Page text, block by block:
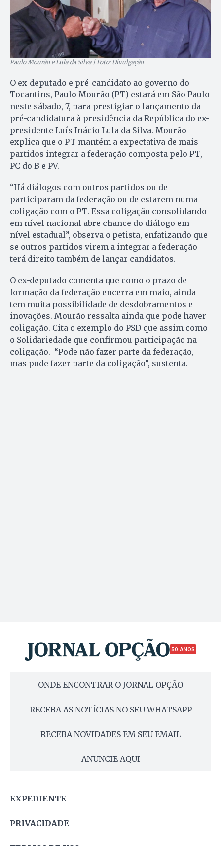
Paulo Mourão e Lula da Silva | Foto: Divulgação
O ex-deputado e pré-candidato ao governo do
Tocantins, Paulo Mourão (PT) estará em São Paulo
neste sábado, 7, para prestigiar o lançamento da
pré-candidatura à presidência da República do ex-
presidente Luís Inácio Lula da Silva. Mourão
explica que o PT mantém a expectativa de mais
partidos integrar a federação composta pelo PT,
PC do B e PV.
“Há diálogos com outros partidos ou de
participaram da federação ou de estarem numa
coligação com o PT. Essa coligação consolidando
em nível nacional abre chance do diálogo em
nível estadual”, observa o petista, enfatizando que
se outros partidos virem a integrar a federação
terá direito também de lançar candidatos.
O ex-deputado comenta que como o prazo de
formação da federação encerra em maio, ainda
tem muita possibilidade de desdobramentos e
inovações. Mourão ressalta ainda que pode haver
coligação. Cita o exemplo do PSD que assim como
o Solidariedade que confirmou participação na
coligação. “Pode não fazer parte da federação,
mas pode fazer parte da coligação”, sustenta.
50 ANOS
ONDE ENCONTRAR O JORNAL OPÇÃO
RECEBA AS NOTÍCIAS NO SEU WHATSAPP
RECEBA NOVIDADES EM SEU EMAIL
ANUNCIE AQUI
EXPEDIENTE
PRIVACIDADE